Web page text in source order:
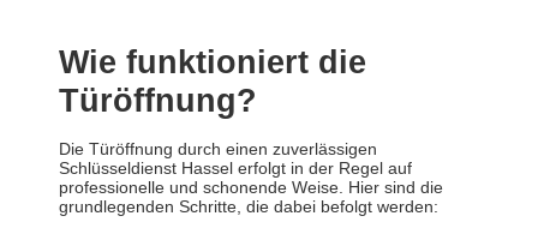
Wie funktioniert die
Türöffnung?
Die Türöffnung durch einen zuverlässigen
Schlüsseldienst Hassel erfolgt in der Regel auf
professionelle und schonende Weise. Hier sind die
grundlegenden Schritte, die dabei befolgt werden: